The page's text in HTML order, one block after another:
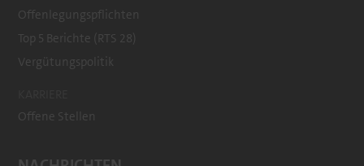
Offenlegungspflichten
Top 5 Berichte (RTS 28)
Vergütungspolitik
Offene Stellen